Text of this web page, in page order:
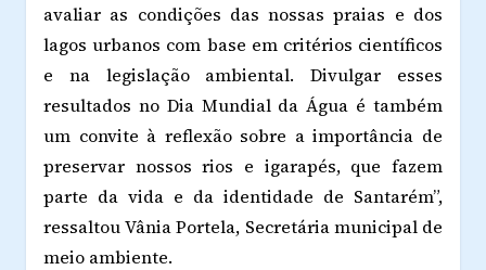
avaliar as condições das nossas praias e dos
lagos urbanos com base em critérios científicos
e na legislação ambiental. Divulgar esses
resultados no Dia Mundial da Água é também
um convite à reflexão sobre a importância de
preservar nossos rios e igarapés, que fazem
parte da vida e da identidade de Santarém”,
ressaltou Vânia Portela, Secretária municipal de
meio ambiente.